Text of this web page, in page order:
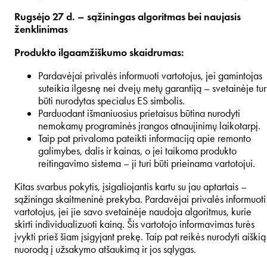
Rugsėjo 27 d. – sąžiningas algoritmas bei naujasis
ženklinimas
Produkto ilgaamžiškumo skaidrumas:
Pardavėjai privalės informuoti vartotojus, jei gamintojas
suteikia ilgesnę nei dvejų metų garantiją – svetainėje
būti nurodytas specialus ES simbolis.
Parduodant išmaniuosius prietaisus būtina nurodyti
nemokamų programinės įrangos atnaujinimų laikotarpį.
Taip pat privaloma pateikti informaciją apie remonto
galimybes, dalis ir kainas, o jei taikoma produkto
reitingavimo sistema – ji turi būti prieinama vartotojui.
Kitas svarbus pokytis, įsigaliojantis kartu su jau aptartais –
sąžininga skaitmeninė prekyba. Pardavėjai privalės informuoti
vartotojus, jei jie savo svetainėje naudoja algoritmus, kurie
skirti individualizuoti kainą. Šis vartotojo informavimas turės
įvykti prieš šiam įsigyjant prekę. Taip pat reikės nurodyti aiškią
nuorodą į užsakymo atšaukimą ir jos sąlygas.